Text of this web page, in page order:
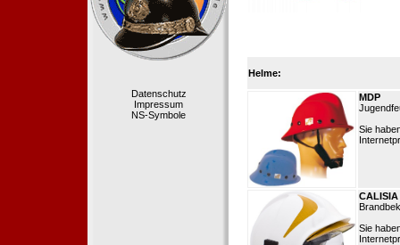
Datenschutz
Impressum
NS-Symbole
Helme:
MDP
Sie
CALISIA
Sie